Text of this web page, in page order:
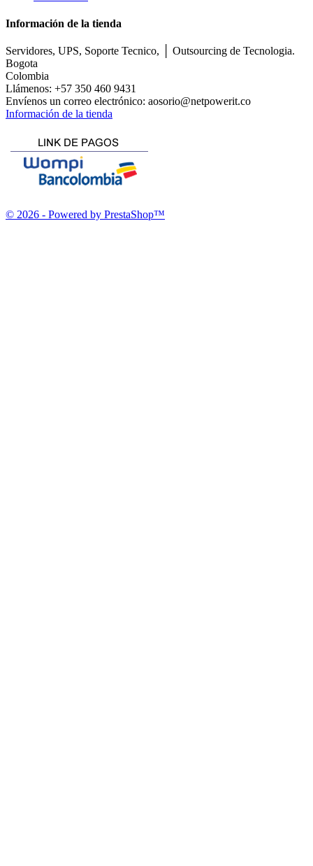
Información de la tienda
Servidores, UPS, Soporte Tecnico, │ Outsourcing de Tecnologia.
Bogota
Colombia
Llámenos: +57 350 460 9431
Envíenos un correo electrónico: aosorio@netpowerit.co
Información de la tienda
© 2026 - Powered by PrestaShop™